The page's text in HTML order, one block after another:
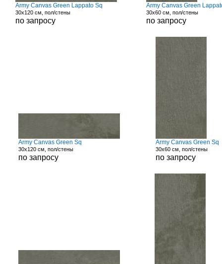
Army Canvas Green Lappato Sq
30x120 см, пол/стены
по запросу
Army Canvas Green
30x60 см, пол/стены
по запросу
Army Canvas Green Sq
30x120 см, пол/стены
по запросу
Army Canvas Green Sq
30x60 см, пол/стены
по запросу